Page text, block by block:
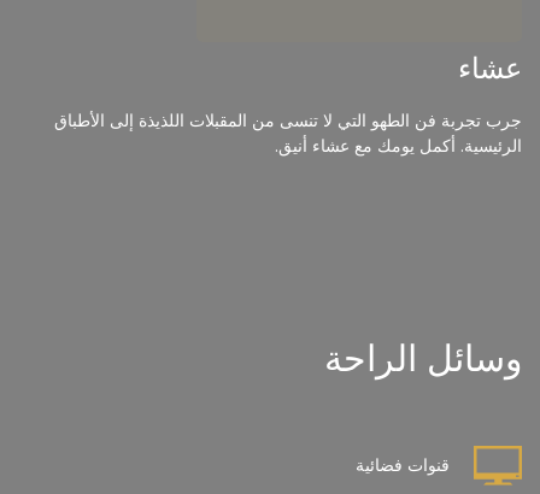
عشاء
جرب تجربة فن الطهو التي لا تنسى من المقبلات اللذيذة إلى الأطباق
الرئيسية. أكمل يومك مع عشاء أنيق.
وسائل الراحة
قنوات فضائية